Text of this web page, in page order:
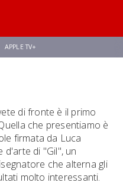
APPLE TV+
di fronte è il primo
che presentiamo è
firmata da Luca
d'arte di "Gil", un
che alterna gli
molto interessanti.